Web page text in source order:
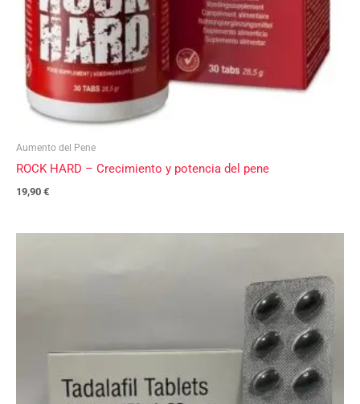
Aumento del Pene
ROCK HARD – Crecimiento y potencia del pene
19,90 €